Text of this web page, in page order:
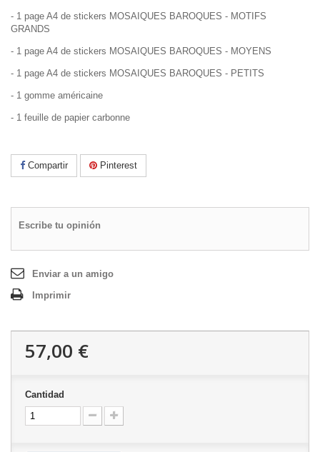
- 1 page A4 de stickers MOSAIQUES BAROQUES - MOTIFS
GRANDS
- 1 page A4 de stickers MOSAIQUES BAROQUES - MOYENS
- 1 page A4 de stickers MOSAIQUES BAROQUES - PETITS
- 1 gomme américaine
- 1 feuille de papier carbonne
Compartir Pinterest
Escribe tu opinión
Enviar a un amigo
Imprimir
57,00 €
Cantidad